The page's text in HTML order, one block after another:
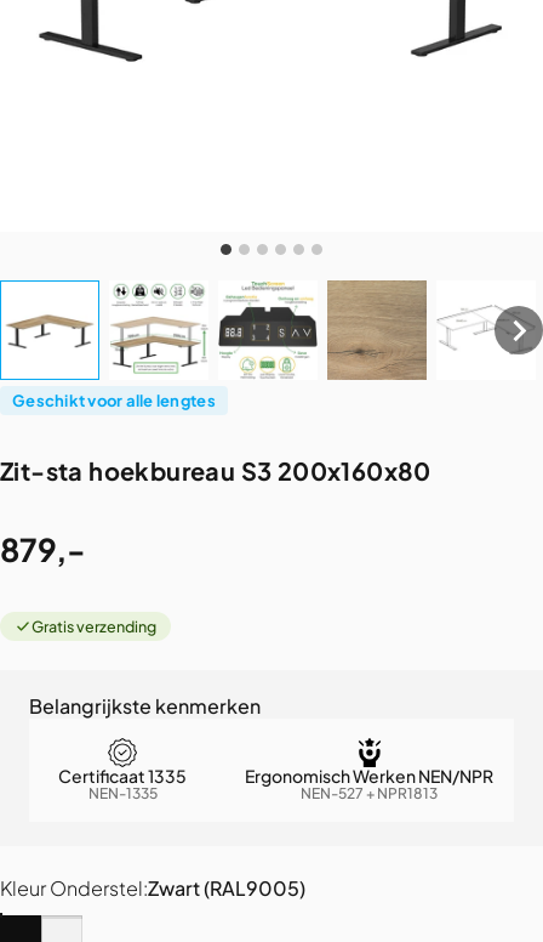
Geschikt voor alle lengtes
Zit-sta hoekbureau S3 200x160x80
879,-
Gratis verzending
Belangrijkste kenmerken
Certificaat 1335
NEN-1335
Ergonomisch Werken NEN/NPR
NEN-527 + NPR1813
Kleur Onderstel
Kleur Onderstel:Zwart (RAL9005)
Zwart (RAL9005)
Wit (RAL9016)